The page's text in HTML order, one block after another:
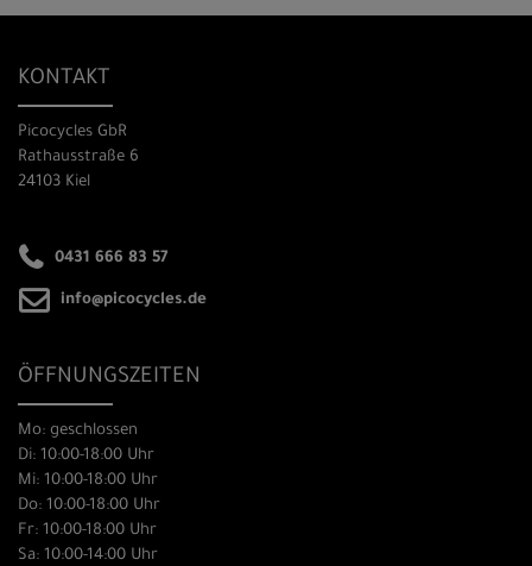
KONTAKT
Picocycles GbR
Rathausstraße 6
24103 Kiel
0431 666 83 57
info@picocycles.de
ÖFFNUNGSZEITEN
Mo: geschlossen
Di: 10:00-18:00 Uhr
Mi: 10:00-18:00 Uhr
Do: 10:00-18:00 Uhr
Fr: 10:00-18:00 Uhr
Sa: 10:00-14:00 Uhr